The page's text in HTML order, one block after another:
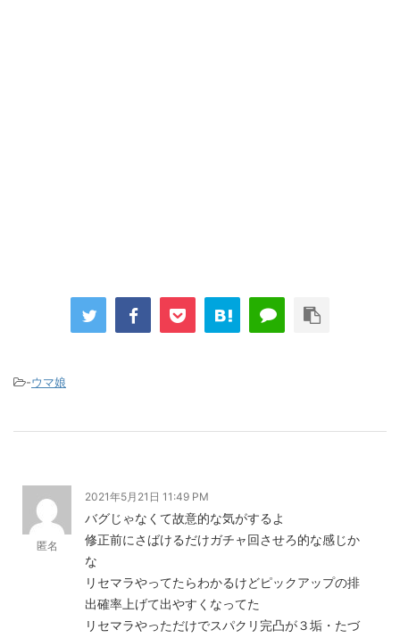
-ウマ娘
匿名
2021年5月21日 11:49 PM
バグじゃなくて故意的な気がするよ
修正前にさばけるだけガチャ回させろ的な感じか
な
リセマラやってたらわかるけどピックアップの排
出確率上げて出やすくなってた
リセマラやっただけでスパクリ完凸が３垢・たづ